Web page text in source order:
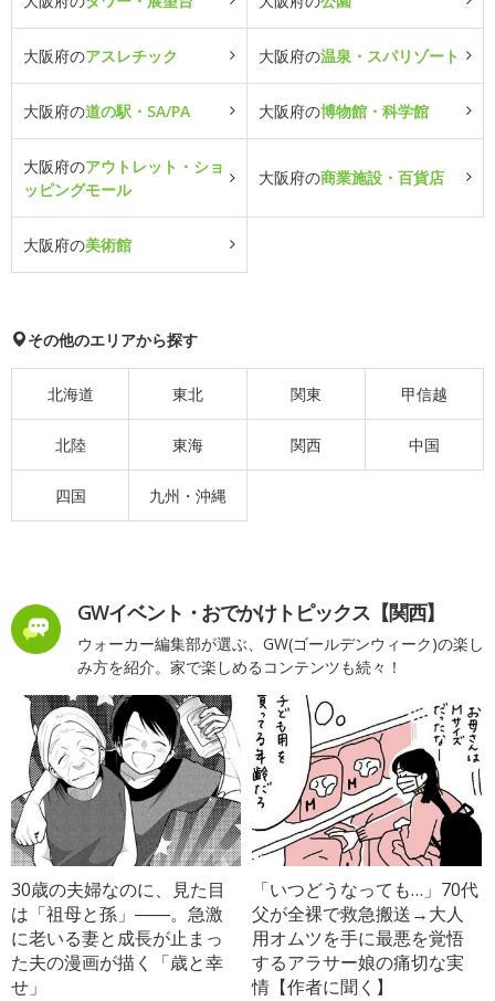
大阪府のアスレチック 大阪府の温泉・スパリゾート
大阪府の道の駅・SA/PA 大阪府の博物館・科学館
大阪府のアウトレット・ショ
ッピングモール
大阪府の商業施設・百貨店
大阪府の美術館
その他のエリアから探す
北海道 東北 関東 甲信越
北陸 東海 関西 中国
四国 九州・沖縄
GWイベント・おでかけトピックス【関西】
ウォーカー編集部が選ぶ、GW(ゴールデンウィーク)の楽し
み方を紹介。家で楽しめるコンテンツも続々！
30歳の夫婦なのに、見た目
は「祖母と孫」――。急激
に老いる妻と成長が止まっ
た夫の漫画が描く「歳と幸
せ」
「いつどうなっても…」70代
父が全裸で救急搬送→大人
用オムツを手に最悪を覚悟
するアラサー娘の痛切な実
情【作者に聞く】